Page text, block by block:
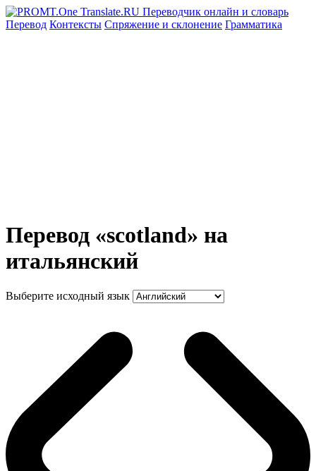
Перевод Контексты Спряжение и склонение Грамматика
Перевод «scotland» на
итальянский
Выберите исходный язык